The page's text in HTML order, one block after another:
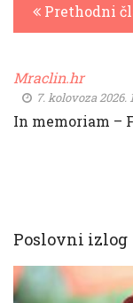
Prethodni
Mraclin.hr
7. kolovoza 2026.
In memoriam –
Poslovni izlog